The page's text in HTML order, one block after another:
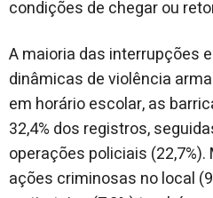
condições de chegar ou
A maioria das interrupções
dinâmicas de violência
em horário escolar, as
32,4% dos registros,
operações policiais
ações criminosas no local